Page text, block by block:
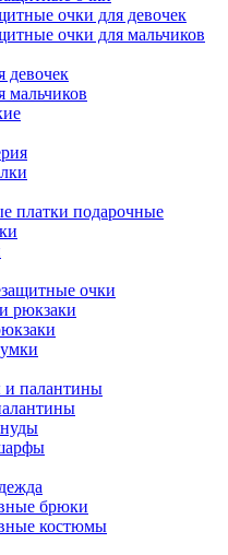
очки для девочек
очки для мальчиков
девочек
платки подарочные
очки
рюкзаки
палантины
брюки
костюмы